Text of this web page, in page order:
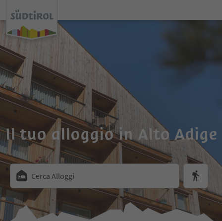
Il tuo alloggio in Alto Adige
Cerca Alloggi